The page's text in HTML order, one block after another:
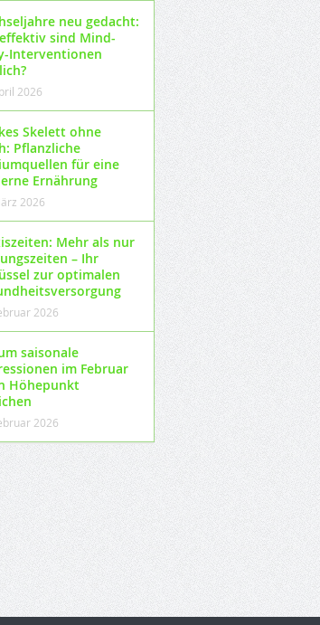
neu gedacht:
sind Mind-
Interventionen
2026
Skelett ohne
Pflanzliche
für eine
Ernährung
2026
Mehr als nur
– Ihr
zur optimalen
2026
saisonale
im Februar
Höhepunkt
2026